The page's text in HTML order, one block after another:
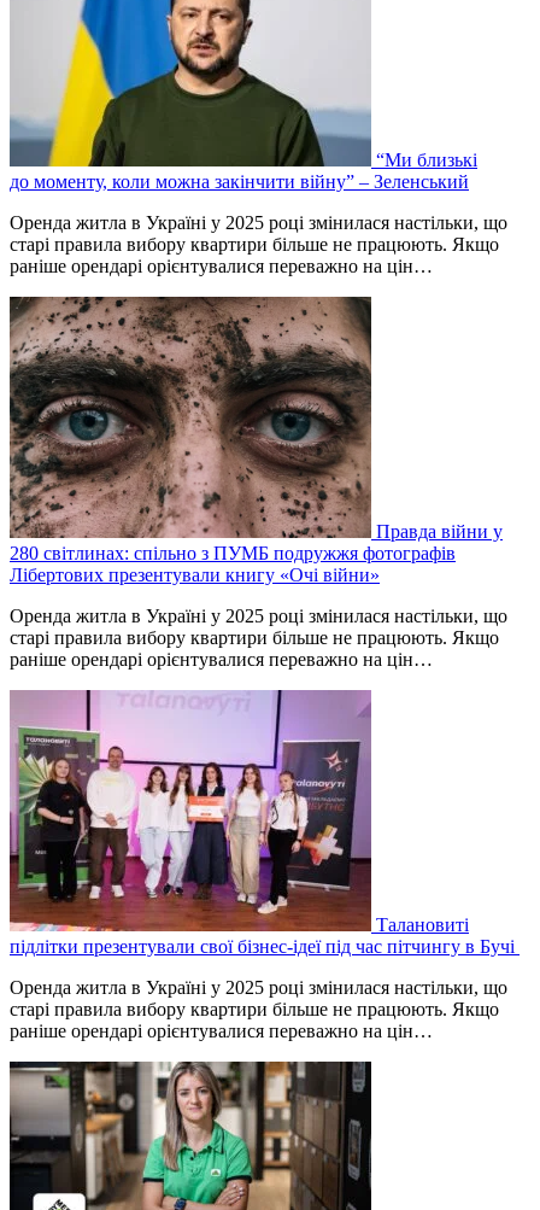
“Ми близькі
до моменту, коли можна закінчити війну” – Зеленський
Оренда житла в Україні у 2025 році змінилася настільки, що
старі правила вибору квартири більше не працюють. Якщо
раніше орендарі орієнтувалися переважно на цін…
Правда війни у
280 світлинах: спільно з ПУМБ подружжя фотографів
Лібертових презентували книгу «Очі війни»
Оренда житла в Україні у 2025 році змінилася настільки, що
старі правила вибору квартири більше не працюють. Якщо
раніше орендарі орієнтувалися переважно на цін…
Талановиті
підлітки презентували свої бізнес-ідеї під час пітчингу в Бучі
Оренда житла в Україні у 2025 році змінилася настільки, що
старі правила вибору квартири більше не працюють. Якщо
раніше орендарі орієнтувалися переважно на цін…